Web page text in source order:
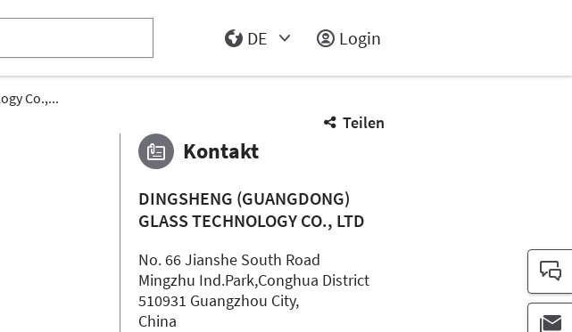
DE
Login
Co.,...
Teilen
Kontakt
DINGSHENG (GUANGDONG)
GLASS TECHNOLOGY CO., LTD
No. 66 Jianshe South Road
Mingzhu Ind.Park,Conghua District
510931 Guangzhou City,
China